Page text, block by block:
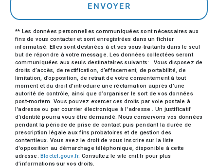
ENVOYER
** Les données personnelles communiquées sont nécessaires aux
fins de vous contacter et sont enregistrées dans un fichier
informatisé. Elles sont destinées à et ses sous-traitants dans le seul
but de répondre à votre message. Les données collectées seront
communiquées aux seuls destinataires suivants: . Vous disposez de
droits d’accès, de rectification, d’effacement, de portabilité, de
limitation, d’opposition, de retrait de votre consentement à tout
moment et du droit d’introduire une réclamation auprès d’une
autorité de contrôle, ainsi que d’organiser le sort de vos données
post-mortem. Vous pouvez exercer ces droits par voie postale à
l'adresse ou par courrier électronique à l'adresse . Un justificatif
d'identité pourra vous être demandé. Nous conservons vos données
pendant la période de prise de contact puis pendant la durée de
prescription légale aux fins probatoires et de gestion des
contentieux. Vous avez le droit de vous inscrire sur la liste
d'opposition au démarchage téléphonique, disponible à cette
adresse:Bloctel.gouv.fr. Consultez le site cnil.fr pour plus
d’informations sur vos droits.